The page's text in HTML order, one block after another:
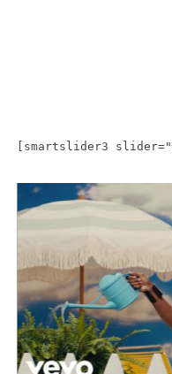
[smartslider3